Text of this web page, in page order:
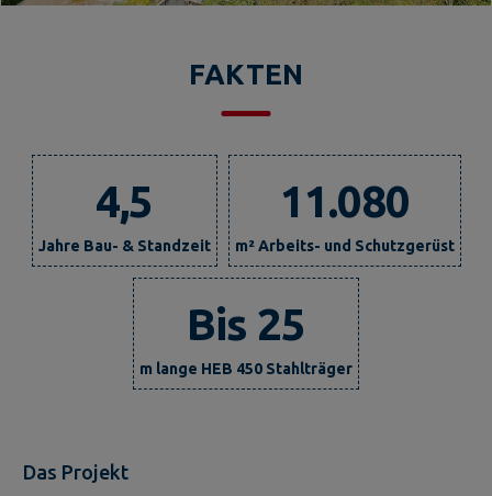
FAKTEN
4,5
Jahre Bau- & Standzeit
11.080
m² Arbeits- und Schutzgerüst
Bis 25
m lange HEB 450 Stahlträger
Das Projekt